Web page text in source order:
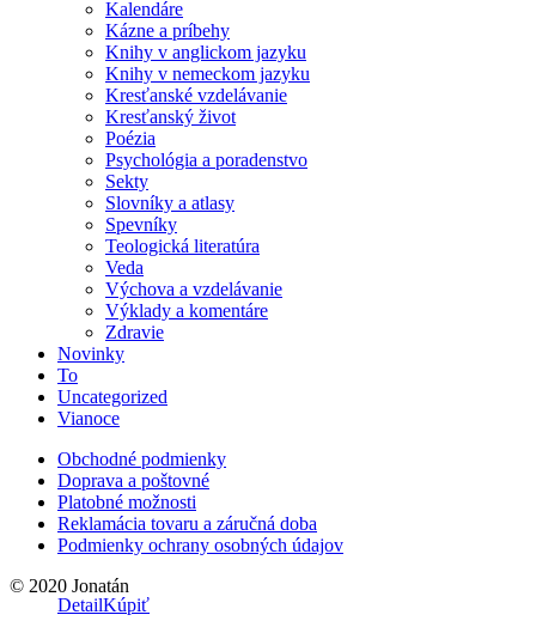
DetailKúpiť
Kalendáre
Kázne a príbehy
Knihy v anglickom jazyku
Knihy v nemeckom jazyku
Kresťanské vzdelávanie
Kresťanský život
Poézia
Psychológia a poradenstvo
Sekty
Slovníky a atlasy
Spevníky
Teologická literatúra
Veda
Výchova a vzdelávanie
Výklady a komentáre
Zdravie
Novinky
To
Uncategorized
Vianoce
Obchodné podmienky
Doprava a poštovné
Platobné možnosti
Reklamácia tovaru a záručná doba
Podmienky ochrany osobných údajov
© 2020 Jonatán